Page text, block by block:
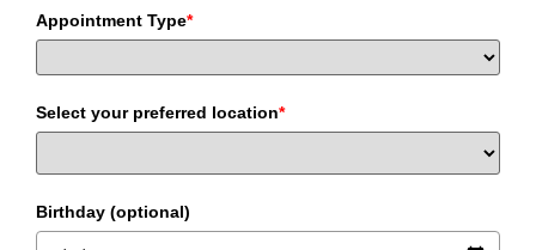
Appointment Type*
Select your preferred location*
Birthday (optional)